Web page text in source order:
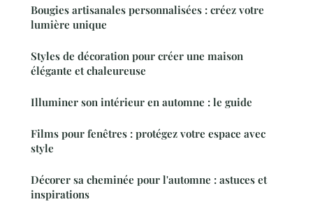
Bougies artisanales personnalisées : créez votre
lumière unique
Styles de décoration pour créer une maison
élégante et chaleureuse
Illuminer son intérieur en automne : le guide
Films pour fenêtres : protégez votre espace avec
style
Décorer sa cheminée pour l'automne : astuces et
inspirations